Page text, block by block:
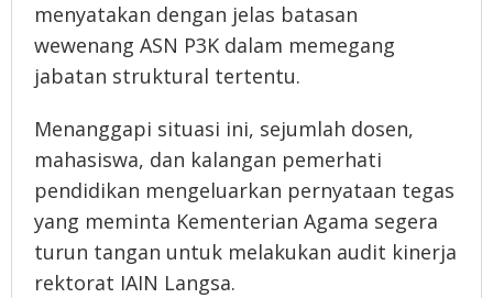
menyatakan dengan jelas batasan
wewenang ASN P3K dalam memegang
jabatan struktural tertentu.
Menanggapi situasi ini, sejumlah dosen,
mahasiswa, dan kalangan pemerhati
pendidikan mengeluarkan pernyataan tegas
yang meminta Kementerian Agama segera
turun tangan untuk melakukan audit kinerja
rektorat IAIN Langsa.